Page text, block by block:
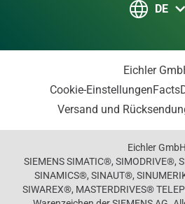
DE
Eichler
Cookie-EinstellungenFacts
Versand und
Eichler GmbH
SIEMENS SIMATIC®, SIMODRIVE®,
SINAMICS®, SINAUT®,
SIWAREX®, MASTERDRIVES®